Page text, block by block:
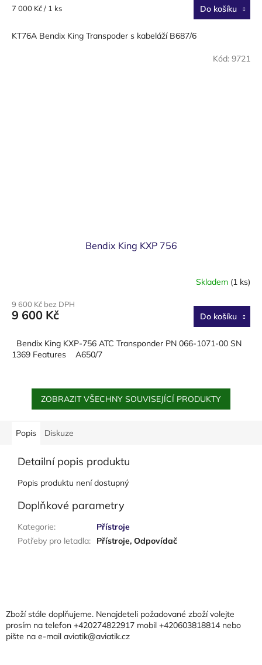
Měrná
7 000 Kč / 1 ks Do košíku
KT76A Bendix King Transpoder s kabeláží B687/6
Bendix King KXP 756
Skladem (1 ks)
9 600 Kč bez DPH
9 600 Kč Do košíku
Bendix King KXP-756 ATC Transponder PN 066-1071-00 SN
1369 Features A650/7
Kód: 9721
ZOBRAZIT VŠECHNY SOUVISEJÍCÍ PRODUKTY
Popis Diskuze
Detailní popis produktu
Popis produktu není dostupný
Doplňkové parametry
Kategorie:
Přístroje
Potřeby pro letadla: Přístroje, Odpovídač
aZboží stále doplňujeme. Nenajdeteli požadované zboží volejte
prosím na telefon +420274822917 mobil +420603818814 nebo
pište na e-mail aviatik@aviatik.cz